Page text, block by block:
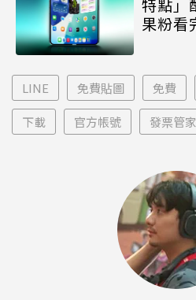
果粉看
LINE 免費貼圖 免費
下載 官方帳號 發票管家